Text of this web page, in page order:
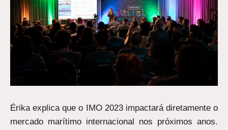
Érika explica que o IMO 2023 impactará diretamente o
mercado marítimo internacional nos próximos anos.